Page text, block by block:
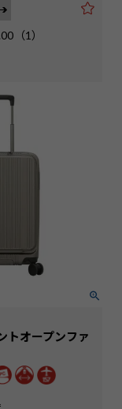
（1）
トオープンファ